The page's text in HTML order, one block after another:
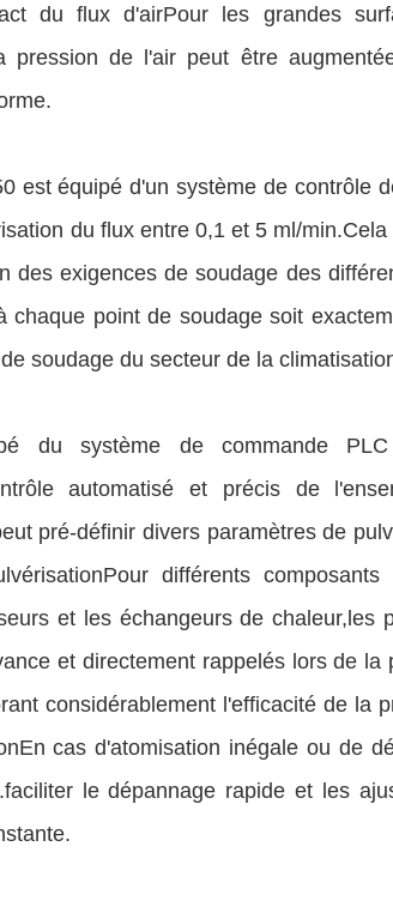
du flux d'airPour les grandes
pression de l'air peut être
est équipé d'un système de contrôle
du flux entre 0,1 et 5 ml/
des exigences de soudage des
chaque point de soudage soit
soudage du secteur de la
du système de commande
automatisé et précis de
pré-définir divers paramètres de
différents
et les échangeurs de chaleur,les
et directement rappelés lors de
considérablement l'efficacité de la
cas d'atomisation inégale ou de
le dépannage rapide et les